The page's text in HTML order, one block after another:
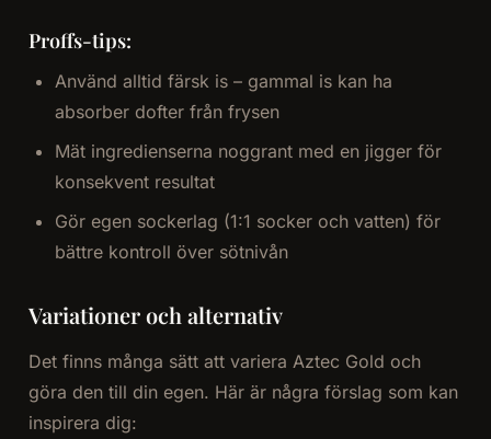
Proffs-tips:
Använd alltid färsk is – gammal is kan ha
absorber dofter från frysen
Mät ingredienserna noggrant med en jigger för
konsekvent resultat
Gör egen sockerlag (1:1 socker och vatten) för
bättre kontroll över sötnivån
Variationer och alternativ
Det finns många sätt att variera Aztec Gold och
göra den till din egen. Här är några förslag som kan
inspirera dig: